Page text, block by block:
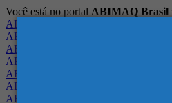
Você está no portal ABIMAQ Brasil
ABIMAQ Brasil
ABIMAQ Minas Gerais
ABIMAQ Norte-Nordeste
ABIMAQ Paraná
ABIMAQ Piracicaba
ABIMAQ Ribeirão Preto
ABIMAQ Rio de Janeiro